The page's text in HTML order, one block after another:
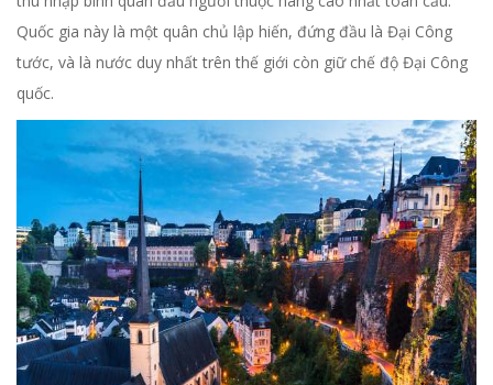
Quốc gia này là một quân chủ lập hiến, đứng đầu là Đại Công
tước, và là nước duy nhất trên thế giới còn giữ chế độ Đại Công
quốc.